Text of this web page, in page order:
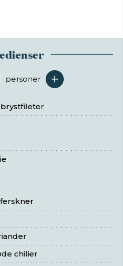
Antal serveringer
personer
chilier